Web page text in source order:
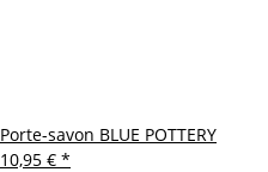
Porte-savon BLUE POTTERY
10,95 € *